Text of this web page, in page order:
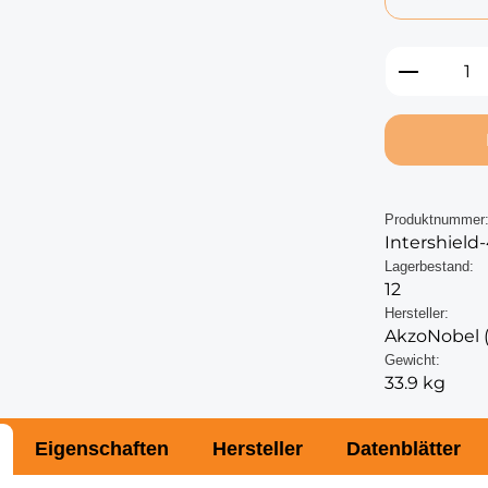
Produktnummer:
Lagerbestand:
12
Hersteller:
AkzoNobel
Gewicht:
33.9 kg
Eigenschaften Hersteller Datenblätter